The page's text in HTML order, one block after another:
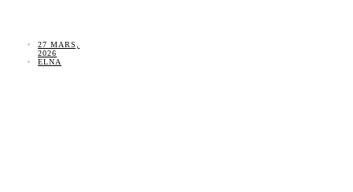
27 MARS,
2026
ELNA